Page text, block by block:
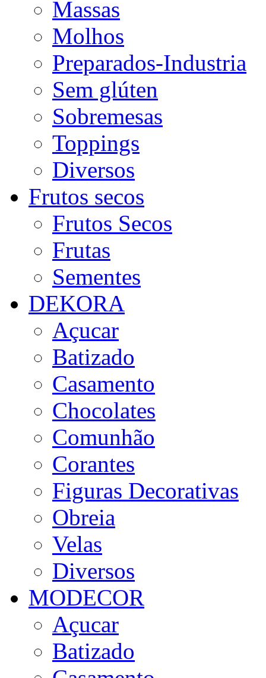
Massas
Molhos
Preparados-Industria
Sem glúten
Sobremesas
Toppings
Diversos
Frutos secos
Frutos Secos
Frutas
Sementes
DEKORA
Açucar
Batizado
Casamento
Chocolates
Comunhão
Corantes
Figuras Decorativas
Obreia
Velas
Diversos
MODECOR
Açucar
Batizado